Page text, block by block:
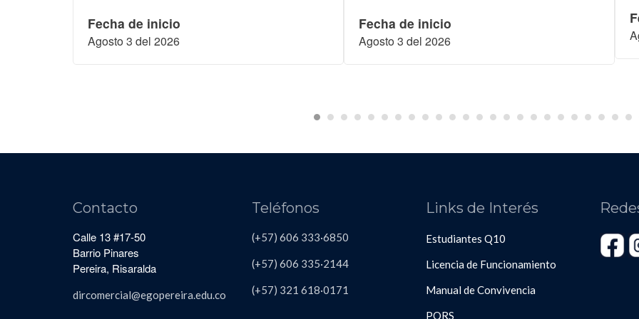
Fecha de inicio
Agosto 3 del 2026
Fecha de inicio
Agosto 3 del 2026
Contacto
Calle 13 #17-50
Barrio Pinares
Pereira, Risaralda
dircomercial@egopereira.edu.co
Teléfonos
(+57) 606 333·6850
(+57) 606 335·2144
(+57) 321 618·0171
Links de Interés
Estudiantes Q10
Licencia de Funcionamiento
Manual de Convivencia
PQRS